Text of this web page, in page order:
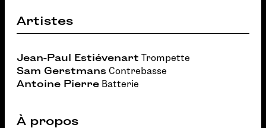
Artistes
Jean-Paul Estiévenart Trompette
Sam Gerstmans Contrebasse
Antoine Pierre Batterie
À propos